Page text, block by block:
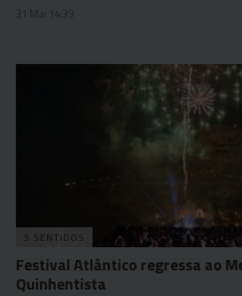
31 Mai 14:39
5 SENTIDOS
Festival Atlântico regressa ao
Quinhentista